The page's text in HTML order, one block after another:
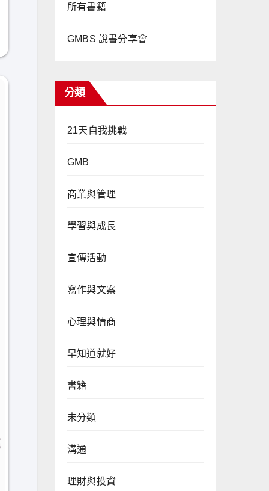
所有書籍
GMBS 說書分享會
分類
21天自我挑戰
GMB
商業與管理
學習與成長
宣傳活動
寫作與文案
心理與情商
早知道就好
書籍
未分類
溝通
理財與投資